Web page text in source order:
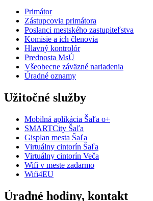
Primátor
Zástupcovia primátora
Poslanci mestského zastupiteľstva
Komisie a ich členovia
Hlavný kontrolór
Prednosta MsÚ
Všeobecne záväzné nariadenia
Úradné oznamy
Užitočné služby
Mobilná aplikácia Šaľa o+
SMARTCity Šaľa
Gisplan mesta Šaľa
Virtuálny cintorín Šaľa
Virtuálny cintorín Veča
Wifi v meste zadarmo
Wifi4EU
Úradné hodiny, kontakt